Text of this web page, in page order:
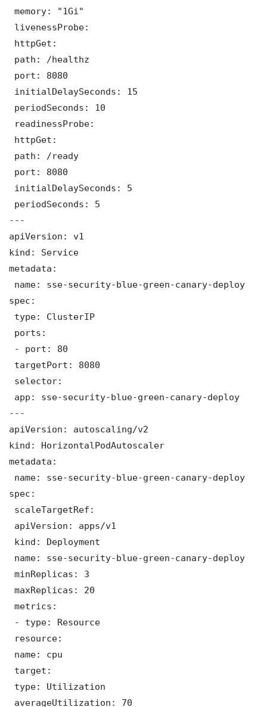
memory: "1Gi"
livenessProbe:
httpGet:
path: /healthz
port: 8080
initialDelaySeconds: 15
periodSeconds: 10
readinessProbe:
httpGet:
path: /ready
port: 8080
initialDelaySeconds: 5
periodSeconds: 5
---
apiVersion: v1
kind: Service
metadata:
name: sse-security-blue-green-canary-deploy
spec:
type: ClusterIP
ports:
- port: 80
targetPort: 8080
selector:
app: sse-security-blue-green-canary-deploy
---
apiVersion: autoscaling/v2
kind: HorizontalPodAutoscaler
metadata:
name: sse-security-blue-green-canary-deploy
spec:
scaleTargetRef:
apiVersion: apps/v1
kind: Deployment
name: sse-security-blue-green-canary-deploy
minReplicas: 3
maxReplicas: 20
metrics:
- type: Resource
resource:
name: cpu
target:
type: Utilization
averageUtilization: 70